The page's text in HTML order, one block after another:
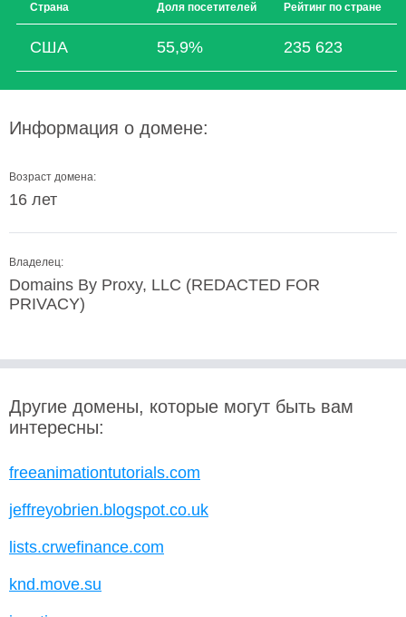
Страна Доля посетителей Рейтинг по стране
США 55,9% 235 623
Информация о домене:
Возраст домена:
16 лет
Владелец:
Domains By Proxy, LLC (REDACTED FOR
PRIVACY)
Другие домены, которые могут быть вам
интересны:
freeanimationtutorials.com
jeffreyobrien.blogspot.co.uk
lists.crwefinance.com
knd.move.su